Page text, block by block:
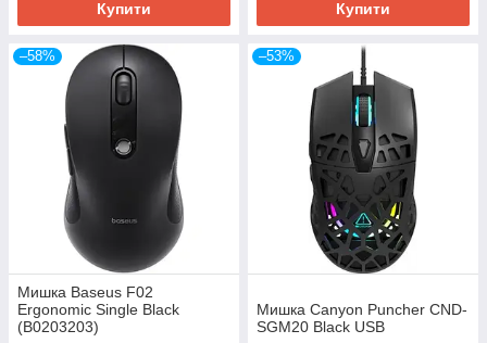
Купити Купити
–58%
Мишка Baseus F02
Ergonomic Single Black
(B0203203)
–53%
Мишка Canyon Puncher CND-
SGM20 Black USB